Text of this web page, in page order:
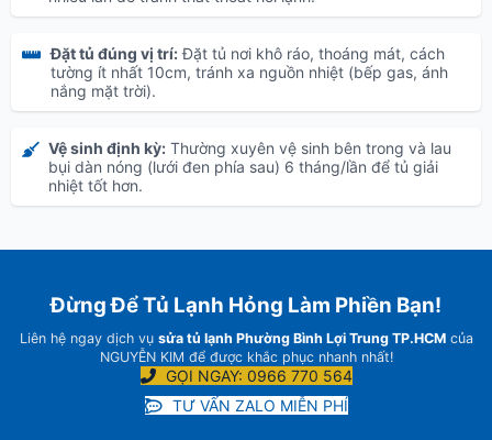
Đặt tủ đúng vị trí:Đặt tủ nơi khô ráo, thoáng mát, cách
tường ít nhất 10cm, tránh xa nguồn nhiệt (bếp gas, ánh
nắng mặt trời).
Vệ sinh định kỳ:Thường xuyên vệ sinh bên trong và lau
bụi dàn nóng (lưới đen phía sau) 6 tháng/lần để tủ giải
nhiệt tốt hơn.
Đừng Để Tủ Lạnh Hỏng Làm Phiền Bạn!
Liên hệ ngay dịch vụ sửa tủ lạnh Phường Bình Lợi Trung TP.HCMcủa
NGUYỄN KIM để được khắc phục nhanh nhất!
GỌI NGAY: 0966 770 564
TƯ VẤN ZALO MIỄN PHÍ